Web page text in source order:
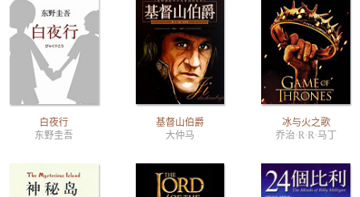
白夜行
东野圭吾
基督山伯爵
大仲马
冰与火之歌
乔治·R·R·马丁